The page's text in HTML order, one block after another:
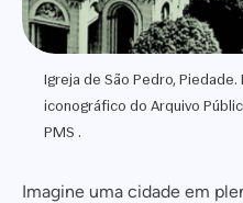
Igreja de São Pedro,
iconográfico do Arquivo
PMS .
Imagine uma cidade em